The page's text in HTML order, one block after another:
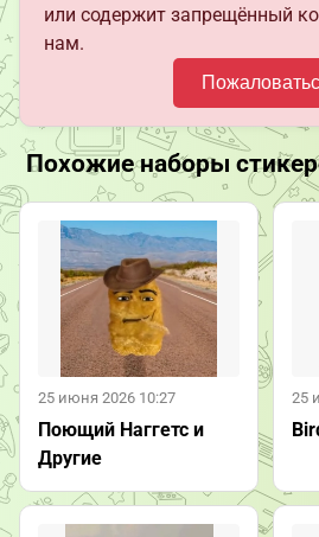
или содержит запрещённый
нам.
Похожие наборы
25 июня 2026 10:27
Поющий Наггетс и
Другие
25